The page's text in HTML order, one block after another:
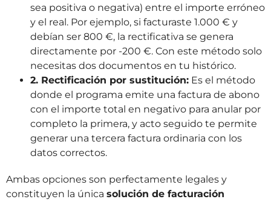
sea positiva o negativa) entre el importe erróneo
y el real. Por ejemplo, si facturaste 1.000 € y
debían ser 800 €, la rectificativa se genera
directamente por -200 €. Con este método solo
necesitas dos documentos en tu histórico.
2. Rectificación por sustitución: Es el método
donde el programa emite una factura de abono
con el importe total en negativo para anular por
completo la primera, y acto seguido te permite
generar una tercera factura ordinaria con los
datos correctos.
Ambas opciones son perfectamente legales y
constituyen la única solución de facturación